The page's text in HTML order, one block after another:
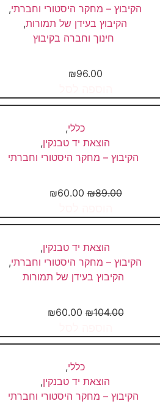
הקיבוץ – מחקר היסטורי וחברתי,
הקיבוץ בעידן של תמורות,
חינוך וחברה בקיבוץ
₪96.00
כללי,
הוצאת יד טבנקין,
הקיבוץ – מחקר היסטורי וחברתי
₪89.00
₪60.00
הוצאת יד טבנקין,
הקיבוץ – מחקר היסטורי וחברתי,
הקיבוץ בעידן של תמורות
₪104.00
₪60.00
כללי,
הוצאת יד טבנקין,
הקיבוץ – מחקר היסטורי וחברתי